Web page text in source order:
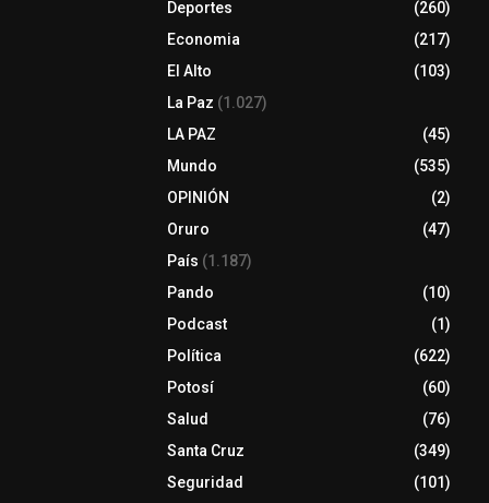
Deportes
(260)
Economia
(217)
El Alto
(103)
La Paz (1.027)
LA PAZ
(45)
Mundo
(535)
OPINIÓN
(2)
Oruro
(47)
País (1.187)
Pando
(10)
Podcast
(1)
Política
(622)
Potosí
(60)
Salud
(76)
Santa Cruz
(349)
Seguridad
(101)